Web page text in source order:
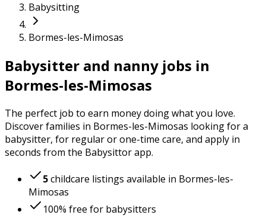
Babysitting
Bormes-les-Mimosas
Babysitter and nanny jobs in
Bormes-les-Mimosas
The perfect job to earn money doing what you love.
Discover families in Bormes-les-Mimosas looking for a
babysitter, for regular or one-time care, and apply in
seconds from the Babysittor app.
5childcare listings available in Bormes-les-
Mimosas
100% free for babysitters